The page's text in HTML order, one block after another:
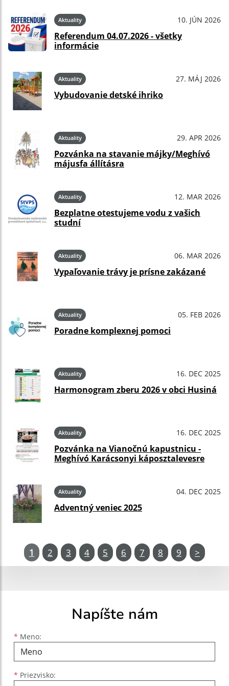
Aktuality 10. JÚN 2026
Referendum 04.07.2026 - všetky
informácie
Aktuality 27. MÁJ 2026
Vybudovanie detské ihriko
Aktuality 29. APR 2026
Pozvánka na stavanie májky/Meghívó
májusfa állításra
Aktuality 12. MAR 2026
Bezplatne otestujeme vodu z vašich
studní
Aktuality 06. MAR 2026
Vypaľovanie trávy je prísne zakázané
Aktuality 05. FEB 2026
Poradne komplexnej pomoci
Aktuality 16. DEC 2025
Harmonogram zberu 2026 v obci Husiná
Aktuality 16. DEC 2025
Pozvánka na Vianočnú kapustnicu -
Meghívó Karácsonyi káposztalevesre
Aktuality 04. DEC 2025
Adventný veniec 2025
1 2 3 4 5 6 7 8 9 >
Napíšte nám
* Meno:
Meno
* Priezvisko:
Priezvisko
E-mailová adresa